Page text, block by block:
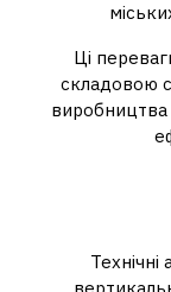
Ці
складовою
виробництва